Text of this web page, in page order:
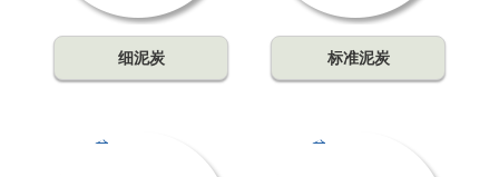
细泥炭 标准泥炭